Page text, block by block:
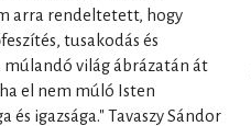
arra rendeltetett, hogy
tusakodás és
múlandó világ ábrázatán át
el nem múló Isten
és igazsága." Tavaszy Sándor